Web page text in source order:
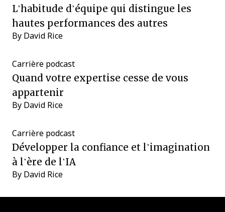
L’habitude d’équipe qui distingue les
hautes performances des autres
By David Rice
Carrière podcast
Quand votre expertise cesse de vous
appartenir
By David Rice
Carrière podcast
Développer la confiance et l’imagination
à l’ère de l’IA
By David Rice